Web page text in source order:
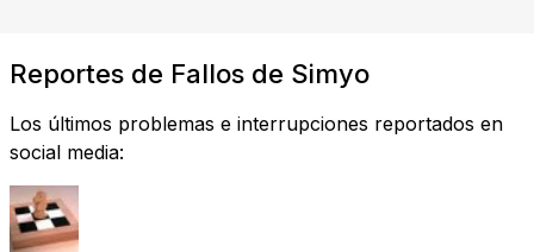
Reportes de Fallos de Simyo
Los últimos problemas e interrupciones reportados en
social media: